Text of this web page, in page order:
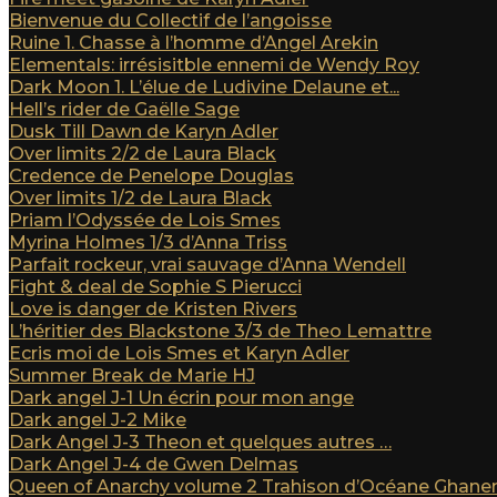
Bienvenue du Collectif de l’angoisse
Ruine 1. Chasse à l’homme d’Angel Arekin
Elementals: irrésisitble ennemi de Wendy Roy
Dark Moon 1. L’élue de Ludivine Delaune et...
Hell’s rider de Gaëlle Sage
Dusk Till Dawn de Karyn Adler
Over limits 2/2 de Laura Black
Credence de Penelope Douglas
Over limits 1/2 de Laura Black
Priam l’Odyssée de Lois Smes
Myrina Holmes 1/3 d’Anna Triss
Parfait rockeur, vrai sauvage d’Anna Wendell
Fight & deal de Sophie S Pierucci
Love is danger de Kristen Rivers
L’héritier des Blackstone 3/3 de Theo Lemattre
Ecris moi de Lois Smes et Karyn Adler
Summer Break de Marie HJ
Dark angel J-1 Un écrin pour mon ange
Dark angel J-2 Mike
Dark Angel J-3 Theon et quelques autres …
Dark Angel J-4 de Gwen Delmas
Queen of Anarchy volume 2 Trahison d’Océane